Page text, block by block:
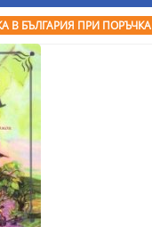
В БЪЛГАРИЯ ПРИ ПОРЪЧКА